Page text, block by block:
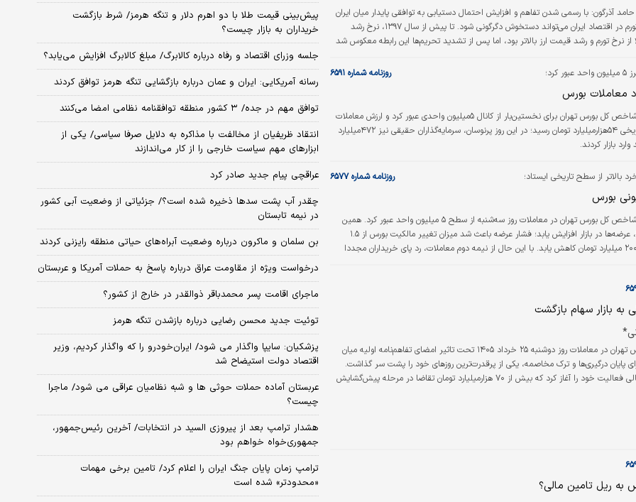
آذرگون: با رسمی شدن تفاهم و افزایش احتمال دستیابی به توافقی پایدار میان ایران
و آمریکا، آینده تورم در اقتصاد ایران می‌تواند دستخوش دگرگونی شود. تا پیش از سال ۱۳۹۷، نرخ رشد
از نرخ تورم و رشد قیمت ارز بالاتر بود، اما پس از تشدید تحریم‌ها این رابطه معکوس شد
در شکل‌دهی به تورم و نرخ ارز پیدا کرده‌اند؛ هرچند نقدینگی همچنان یکی از عوامل
روزنامه شماره ۶۵۹۱
معاملات بورس
شاخص کل بورس تهران برای نخستین‌بار از کانال ۵‌میلیون واحدی عبور کرد و ارزش معاملات
خرد به رکورد تاریخی ۵۴هزار‌میلیارد تومان رسید؛ در این روز پرنوسان، سرمایه‌گذاران حقیقی نیز ۴۷۲‌میلیارد
بازار کردند.
بالاتر از سطح تاریخی ایستاد؛ روزنامه شماره ۶۵۷۷
دنیای اقتصاد: شاخص کل بورس تهران در معاملات روز سه‌شنبه از سطح ۵ میلیون واحد عبور کرد. همین
امر سبب شد تا، عرضه‌ها در بازار افزایش یابد؛ فشار عرضه باعث شد میزان تغییر مالکیت بورس از ۱.۵
همت به منفی ۲۰۰ میلیارد تومان کاهش یابد. با این حال از نیمه دوم معاملات، رد پای خریداران مجددا
به بازار سهام بازگشت
شاخص کل بورس تهران در معاملات روز دوشنبه ۲۵ خرداد ۱۴۰۵ تحت تاثیر امضای تفاهم‌نامه اولیه میان
پایان درگیری‌ها و ترک مخاصمه، یکی از پرقدرت‌ترین روزهای خود را پشت سر گذاشت.
بازار سهام در حالی فعالیت خود را آغاز کرد که بیش از ۷۰ هزار‌میلیارد تومان تقاضا در مرحله پیش‌گشایش
به ریل تامین مالی؟
پیش‌بینی قیمت طلا با دو اهرم دلار و تنگه هرمز/ شرط بازگشت
خریداران به بازار چیست؟
جلسه وزرای اقتصاد و رفاه درباره کالابرگ/ مبلغ کالابرگ افزایش می‌یابد؟
رسانه آمریکایی: ایران و عمان درباره بازگشایی تنگه هرمز توافق کردند
توافق مهم در جده/ ۳ کشور منطقه توافقنامه نظامی امضا می‌کنند
انتقاد ظریفیان از مخالفت با مذاکره به دلایل صرفا سیاسی/ یکی از
ابزارهای مهم سیاست خارجی را از کار می‌اندازند
عراقچی پیام جدید صادر کرد
چقدر آب پشت سدها ذخیره شده است؟/ جزئیاتی از وضعیت آبی کشور
در نیمه تابستان
بن سلمان و ماکرون درباره وضعیت آبراه‌های حیاتی منطقه رایزنی کردند
درخواست ویژه از مقاومت عراق درباره پاسخ به حملات آمریکا و عربستان
ماجرای اقامت پسر محمدباقر ذوالقدر در خارج از کشور؟
توئیت جدید محسن رضایی درباره بازشدن تنگه هرمز
پزشکیان: سایپا واگذار می شود/ ایران‌خودرو را که واگذار کردیم، وزیر
اقتصاد دولت استیضاح شد
عربستان آماده حملات حوثی ها و شبه نظامیان عراقی می شود/ ماجرا
چیست؟
هشدار ترامپ بعد از پیروزی السید در انتخابات/ آخرین رئیس‌جمهور،
جمهوری‌خواه خواهم بود
ترامپ زمان پایان جنگ ایران را اعلام کرد/ تامین برخی مهمات
«محدودتر» شده است